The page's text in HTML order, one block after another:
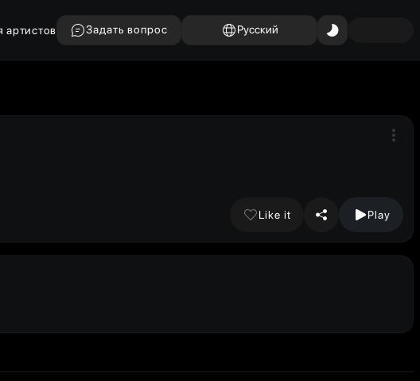
артистов Задать вопрос Русский
Like it Play